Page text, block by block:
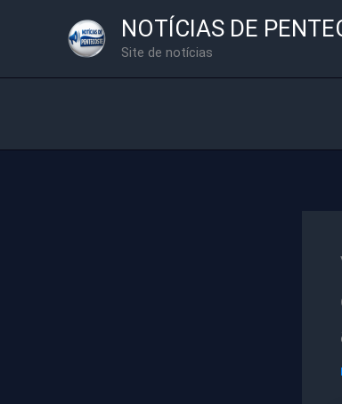
NOTÍCIAS DE
Site de notícias